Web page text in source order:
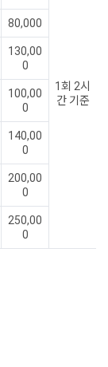
1회 2시
간 기준
80,000
130,00
0
100,00
0
140,00
0
200,00
0
250,00
0